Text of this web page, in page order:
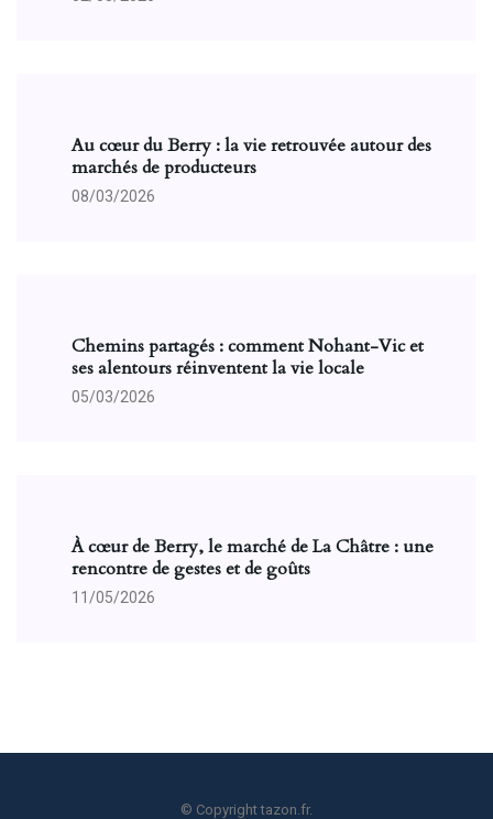
Au cœur du Berry : la vie retrouvée autour des
marchés de producteurs
08/03/2026
Chemins partagés : comment Nohant-Vic et
ses alentours réinventent la vie locale
05/03/2026
À cœur de Berry, le marché de La Châtre : une
rencontre de gestes et de goûts
11/05/2026
© Copyright tazon.fr.